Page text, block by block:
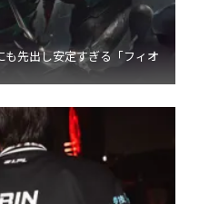
先出し安定すぎる「フィオ